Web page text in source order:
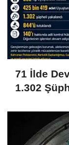
71 İlde
1.302